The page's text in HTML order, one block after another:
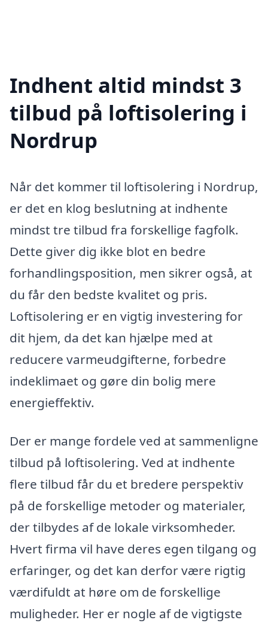
Indhent altid mindst 3
tilbud på loftisolering i
Nordrup
Når det kommer til loftisolering i Nordrup,
er det en klog beslutning at indhente
mindst tre tilbud fra forskellige fagfolk.
Dette giver dig ikke blot en bedre
forhandlingsposition, men sikrer også, at
du får den bedste kvalitet og pris.
Loftisolering er en vigtig investering for
dit hjem, da det kan hjælpe med at
reducere varmeudgifterne, forbedre
indeklimaet og gøre din bolig mere
energieffektiv.
Der er mange fordele ved at sammenligne
tilbud på loftisolering. Ved at indhente
flere tilbud får du et bredere perspektiv
på de forskellige metoder og materialer,
der tilbydes af de lokale virksomheder.
Hvert firma vil have deres egen tilgang og
erfaringer, og det kan derfor være rigtig
værdifuldt at høre om de forskellige
muligheder. Her er nogle af de vigtigste